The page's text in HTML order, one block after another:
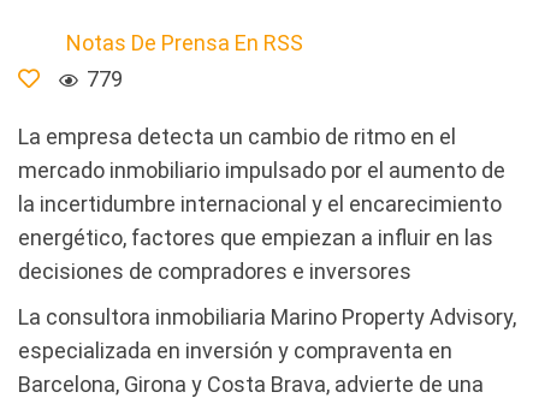
Notas De Prensa En RSS
779
La empresa detecta un cambio de ritmo en el
mercado inmobiliario impulsado por el aumento de
la incertidumbre internacional y el encarecimiento
energético, factores que empiezan a influir en las
decisiones de compradores e inversores
La consultora inmobiliaria Marino Property Advisory,
especializada en inversión y compraventa en
Barcelona, Girona y Costa Brava, advierte de una